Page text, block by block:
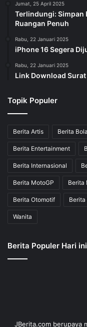
Jumat, 25 April 2025
Terlindungi: Simpan
Ruangan Penuh
Rabu, 22 Januari 2025
iPhone 16 Segera
Rabu, 22 Januari 2025
Link Download
Topik Populer
Berita Artis Berita Bola
Berita Entertainment
Berita Internasional
Berita MotoGP Berita
Berita Otomotif Berita
Wanita
Berita Populer Hari ini
JBerita.com berupaya